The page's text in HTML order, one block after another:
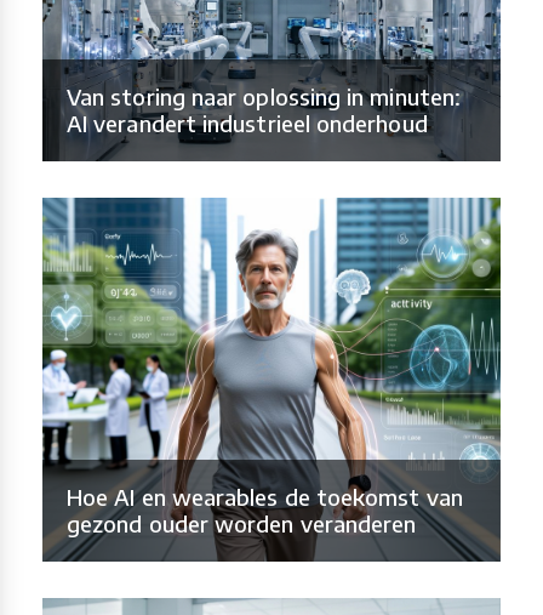
Van storing naar oplossing in minuten:
AI verandert industrieel onderhoud
Hoe AI en wearables de toekomst van
gezond ouder worden veranderen